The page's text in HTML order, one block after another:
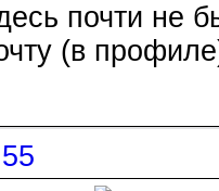
почти не
(в